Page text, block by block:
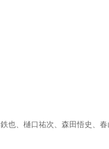
也、樋口祐次、森田悟史、